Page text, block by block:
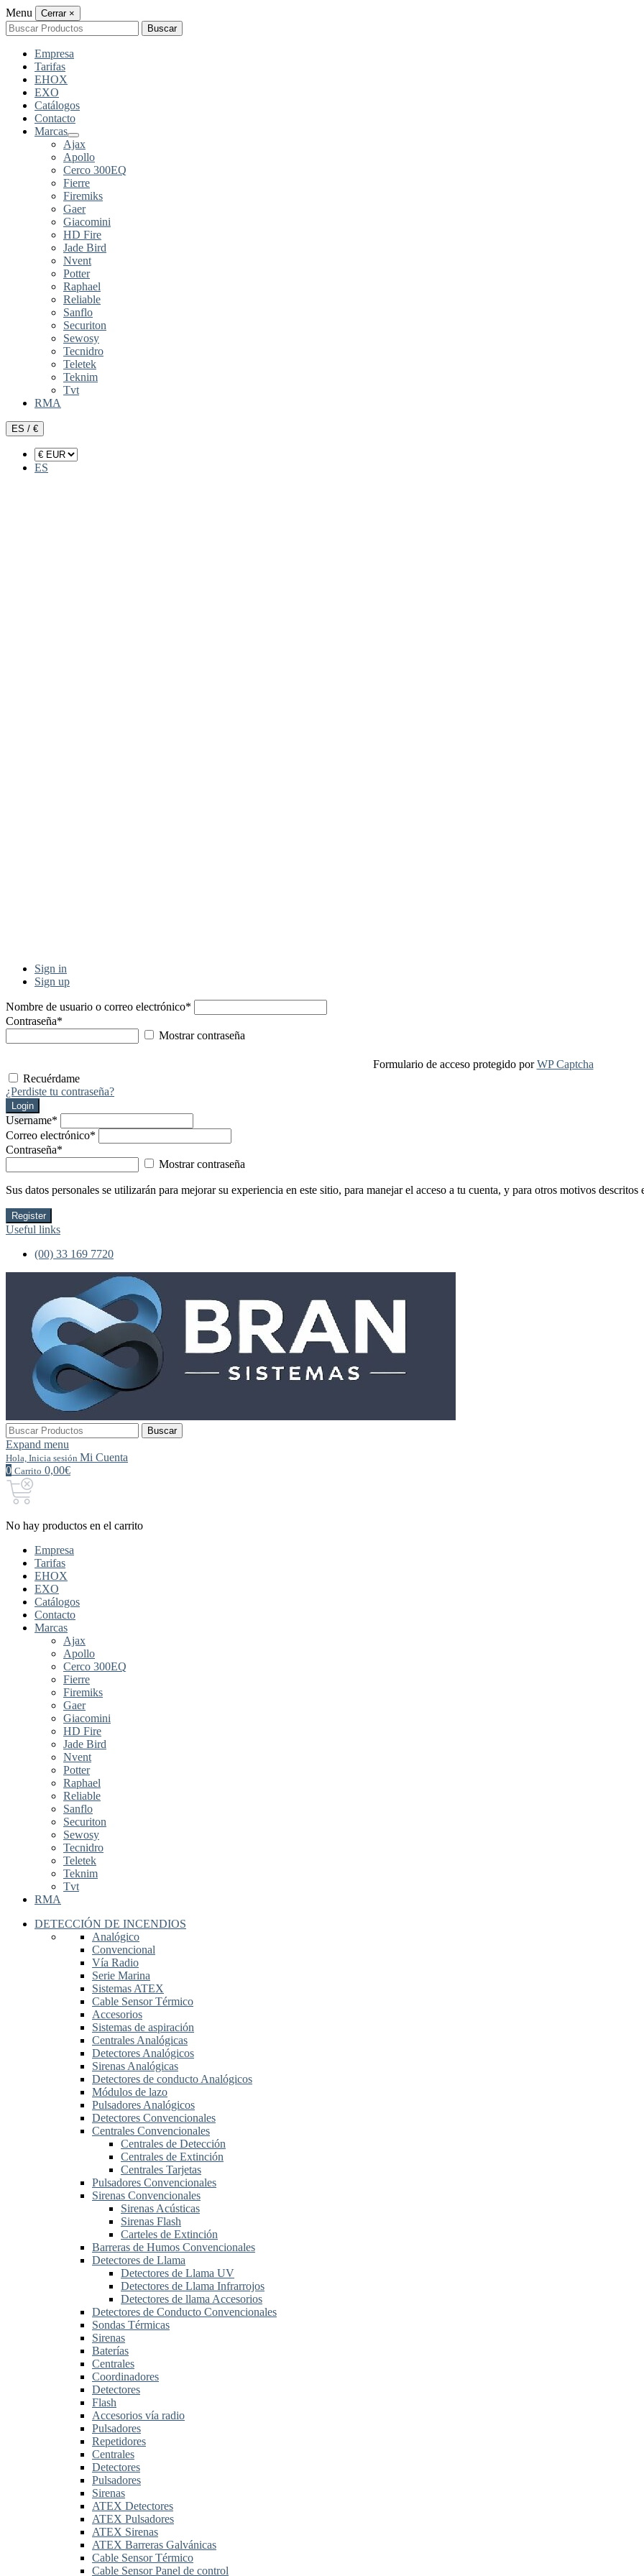
Menu Cerrar ×
Buscar
por:
Buscar
Empresa
Tarifas
EHOX
EXO
Catálogos
Contacto
Marcas
Ajax
Apollo
Cerco 300EQ
Fierre
Firemiks
Gaer
Giacomini
HD Fire
Jade Bird
Nvent
Potter
Raphael
Reliable
Sanflo
Securiton
Sewosy
Tecnidro
Teletek
Teknim
Tvt
RMA
ES / €
ES
Sign in
Sign up
Nombre de usuario o correo electrónico*
Contraseña*
Mostrar contraseña
Formulario de acceso protegido porWP Captcha
Recuérdame
¿Perdiste tu contraseña?
Login
Username*
Correo electrónico*
Contraseña*
Mostrar contraseña
Sus datos personales se utilizarán para mejorar su experiencia en este sitio, para manejar el acceso a tu cuenta, y para otros motivos descritos
Register
Useful links
(00) 33 169 7720
Buscar
por:
Buscar
Expand menu
Hola, Inicia sesión Mi Cuenta
0 Carrito 0,00€
No hay productos en el carrito
Empresa
Tarifas
EHOX
EXO
Catálogos
Contacto
Marcas
Ajax
Apollo
Cerco 300EQ
Fierre
Firemiks
Gaer
Giacomini
HD Fire
Jade Bird
Nvent
Potter
Raphael
Reliable
Sanflo
Securiton
Sewosy
Tecnidro
Teletek
Teknim
Tvt
RMA
DETECCIÓN DE INCENDIOS
Analógico
Convencional
Vía Radio
Serie Marina
Sistemas ATEX
Cable Sensor Térmico
Accesorios
Sistemas de aspiración
Centrales Analógicas
Detectores Analógicos
Sirenas Analógicas
Detectores de conducto Analógicos
Módulos de lazo
Pulsadores Analógicos
Detectores Convencionales
Centrales Convencionales
Centrales de Detección
Centrales de Extinción
Centrales Tarjetas
Pulsadores Convencionales
Sirenas Convencionales
Sirenas Acústicas
Sirenas Flash
Carteles de Extinción
Barreras de Humos Convencionales
Detectores de Llama
Detectores de Llama UV
Detectores de Llama Infrarrojos
Detectores de llama Accesorios
Detectores de Conducto Convencionales
Sondas Térmicas
Sirenas
Baterías
Centrales
Coordinadores
Detectores
Flash
Accesorios vía radio
Pulsadores
Repetidores
Centrales
Detectores
Pulsadores
Sirenas
ATEX Detectores
ATEX Pulsadores
ATEX Sirenas
ATEX Barreras Galvánicas
Cable Sensor Térmico
Cable Sensor Panel de control